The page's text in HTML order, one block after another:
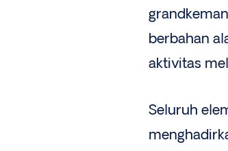
berbahan
aktivitas
Seluruh